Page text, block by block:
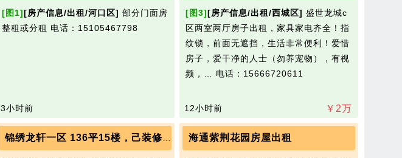
[图1][房产信息/出租/河口区] 部分门面房
整租或分租 电话：15105467798
3小时前
[图3][房产信息/出租/西城区] 盛世龙城c
区两室两厅房子出租，家具家电齐全！指
纹锁，前面无遮挡，生活非常便利！爱惜
房子，爱干净的人士（勿养宠物），有视
频，… 电话：15666720611
￥ 2万
12小时前
海通紫荆花园房屋出租